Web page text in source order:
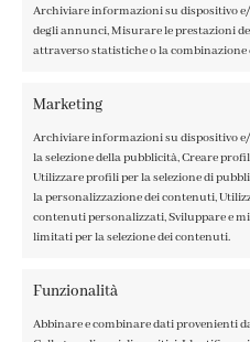
Archiviare informazioni su dispositivo
degli annunci, Misurare le prestazioni
attraverso statistiche o la
Marketing
Archiviare informazioni su dispositivo
la selezione della pubblicità, Creare
Utilizzare profili per la selezione di
la personalizzazione dei contenuti,
contenuti personalizzati, Sviluppare e
limitati per la selezione dei contenuti.
Funzionalità
Abbinare e combinare dati provenienti
TERMINI E
FABBRICA DEL COLORE, VIA